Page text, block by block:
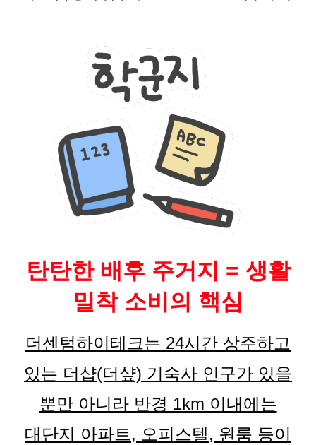
탄탄한 배후 주거지 = 생활
밀착 소비의 핵심
더센텀하이테크는 24시간 상주하고
있는 더샵(더샾) 기숙사 인구가 있을
뿐만 아니라 반경 1km 이내에는
대단지 아파트, 오피스텔, 원룸 등이